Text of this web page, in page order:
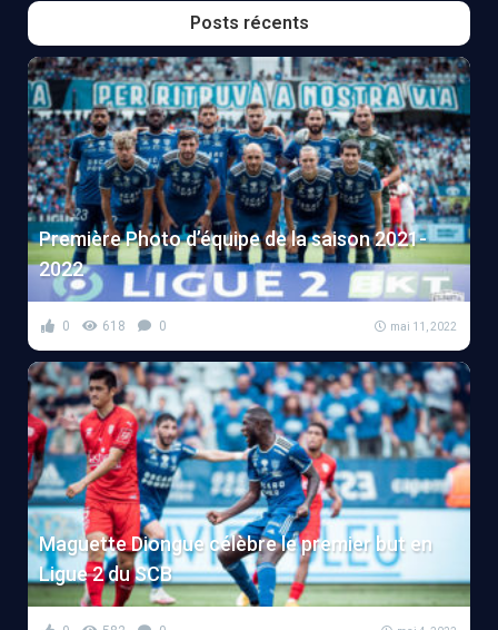
Posts récents
Première Photo d’équipe de la saison 2021-
2022
0 618 0 mai 11, 2022
Maguette Diongue célèbre le premier but en
Ligue 2 du SCB